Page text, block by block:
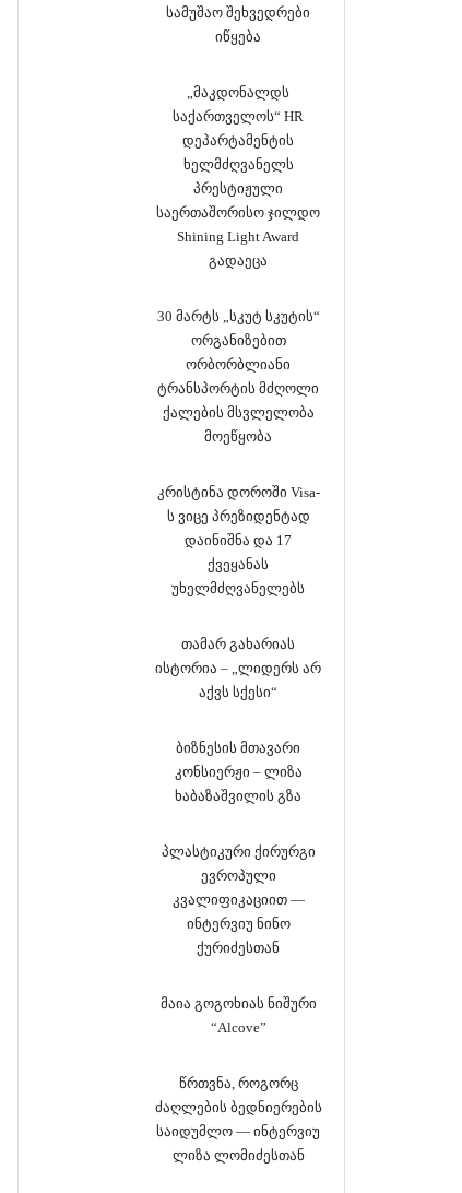
სამუშაო შეხვედრები
იწყება
„მაკდონალდს
საქართველოს“ HR
დეპარტამენტის
ხელმძღვანელს
პრესტიჟული
საერთაშორისო ჯილდო
Shining Light Award
გადაეცა
30 მარტს „სკუტ სკუტის“
ორგანიზებით
ორბორბლიანი
ტრანსპორტის მძღოლი
ქალების მსვლელობა
მოეწყობა
კრისტინა დოროში Visa-
ს ვიცე პრეზიდენტად
დაინიშნა და 17
ქვეყანას
უხელმძღვანელებს
თამარ გახარიას
ისტორია – „ლიდერს არ
აქვს სქესი“
ბიზნესის მთავარი
კონსიერჟი – ლიზა
ხაბაზაშვილის გზა
პლასტიკური ქირურგი
ევროპული
კვალიფიკაციით —
ინტერვიუ ნინო
ქურიძესთან
მაია გოგოხიას ნიშური
“Alcove”
წრთვნა, როგორც
ძაღლების ბედნიერების
საიდუმლო — ინტერვიუ
ლიზა ლომიძესთან